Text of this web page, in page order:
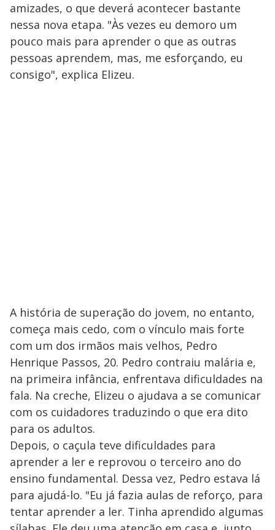
amizades, o que deverá acontecer bastante
nessa nova etapa. "Às vezes eu demoro um
pouco mais para aprender o que as outras
pessoas aprendem, mas, me esforçando, eu
consigo", explica Elizeu.
A história de superação do jovem, no entanto,
começa mais cedo, com o vínculo mais forte
com um dos irmãos mais velhos, Pedro
Henrique Passos, 20. Pedro contraiu malária e,
na primeira infância, enfrentava dificuldades na
fala. Na creche, Elizeu o ajudava a se comunicar
com os cuidadores traduzindo o que era dito
para os adultos.
Depois, o caçula teve dificuldades para
aprender a ler e reprovou o terceiro ano do
ensino fundamental. Dessa vez, Pedro estava lá
para ajudá-lo. "Eu já fazia aulas de reforço, para
tentar aprender a ler. Tinha aprendido algumas